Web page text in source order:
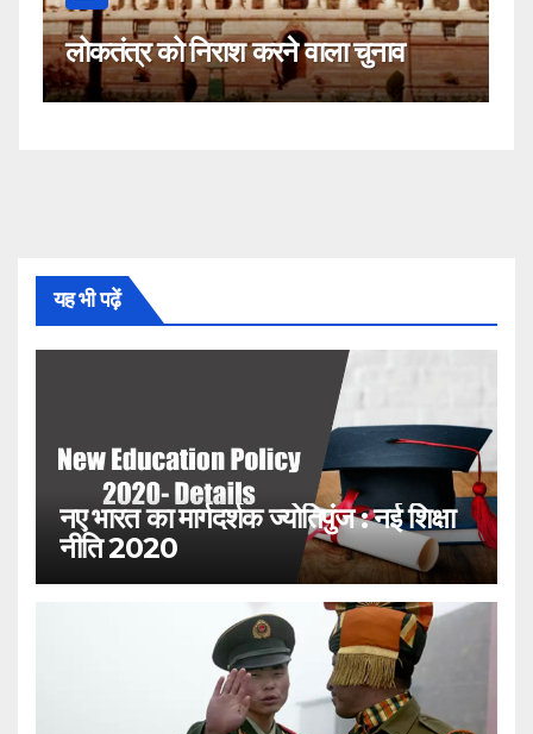
कहीं यह सीजेआई के खिलाफ साजिश तो
नहीं!
यह भी पढ़ें
नए भारत का मार्गदर्शक ज्योतिपुंज : नई शिक्षा
नीति 2020